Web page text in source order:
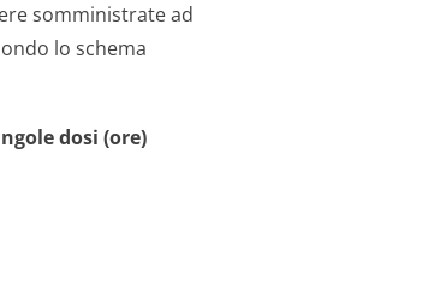
somministrate ad
lo schema
dosi (ore)